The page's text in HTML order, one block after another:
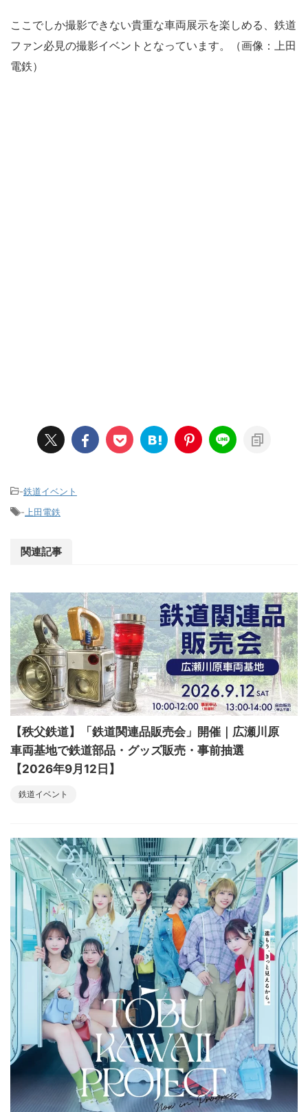
ここでしか撮影できない貴重な車両展示を楽しめる、鉄道
ファン必見の撮影イベントとなっています。（画像：上田
電鉄）
-鉄道イベント
- 上田電鉄
関連記事
【秩父鉄道】「鉄道関連品販売会」開催｜広瀬川原
車両基地で鉄道部品・グッズ販売・事前抽選
【2026年9月12日】
鉄道イベント